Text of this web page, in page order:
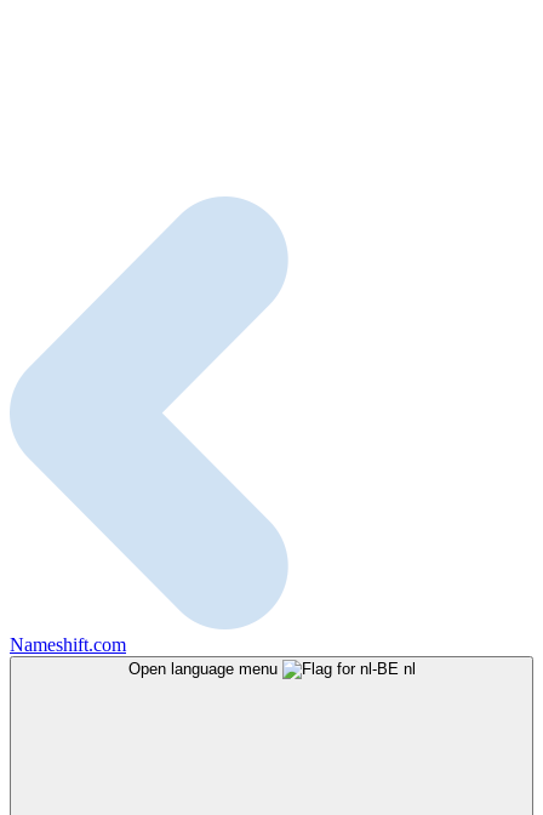
Nameshift.com
Open language menu nl